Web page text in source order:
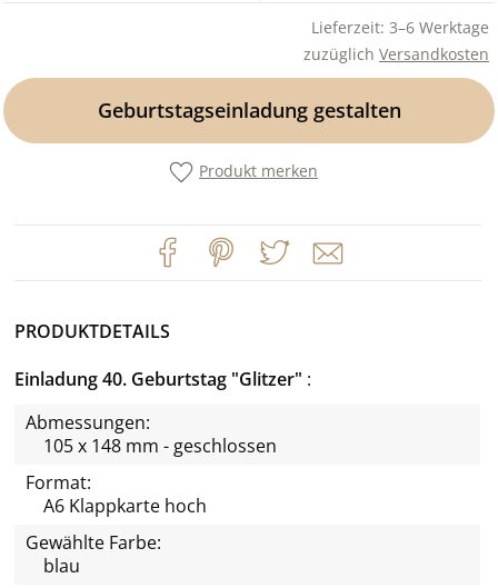
Lieferzeit: 3–6 Werktage
zuzüglich Versandkosten
Geburtstagseinladung gestalten
Produkt merken
PRODUKTDETAILS
Einladung 40. Geburtstag "Glitzer"
Abmessungen:
105 x 148 mm - geschlossen
Format:
A6 Klappkarte hoch
Gewählte Farbe:
blau